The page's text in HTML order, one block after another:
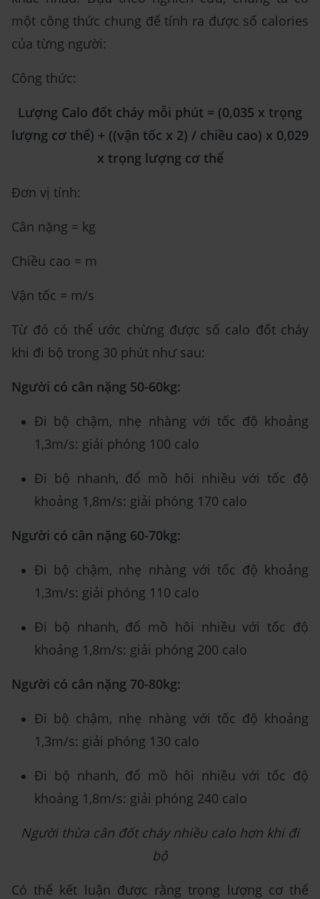
một công thức chung để tính ra được số calories
của từng người:
Công thức:
Lượng Calo đốt cháy mỗi phút = (0,035 x trọng
lượng cơ thể) + ((vận tốc x 2) / chiều cao) x 0,029
x trọng lượng cơ thể
Đơn vị tính:
Cân nặng = kg
Chiều cao = m
Vận tốc = m/s
Từ đó có thể ước chừng được số calo đốt cháy
khi đi bộ trong 30 phút như sau:
Người có cân nặng 50-60kg:
Đi bộ chậm, nhẹ nhàng với tốc độ khoảng
1,3m/s: giải phóng 100 calo
Đi bộ nhanh, đổ mồ hôi nhiều với tốc độ
khoảng 1,8m/s: giải phóng 170 calo
Người có cân nặng 60-70kg:
Đi bộ chậm, nhẹ nhàng với tốc độ khoảng
1,3m/s: giải phóng 110 calo
Đi bộ nhanh, đổ mồ hôi nhiều với tốc độ
khoảng 1,8m/s: giải phóng 200 calo
Người có cân nặng 70-80kg:
Đi bộ chậm, nhẹ nhàng với tốc độ khoảng
1,3m/s: giải phóng 130 calo
Đi bộ nhanh, đổ mồ hôi nhiều với tốc độ
khoảng 1,8m/s: giải phóng 240 calo
Người thừa cân đốt cháy nhiều calo hơn khi đi
bộ
Có thể kết luận được rằng trọng lượng cơ thể